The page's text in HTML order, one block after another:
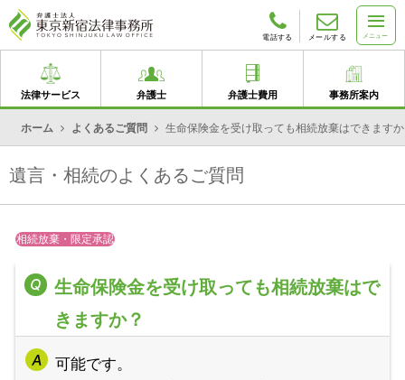
電話する メールする メニュー
法律サービス 弁護士 弁護士費用 事務所案内
ホーム よくあるご質問 生命保険金を受け取っても相続放棄はできます
遺言・相続のよくあるご質問
相続放棄・限定承認
生命保険金を受け取っても相続放棄はで
きますか？
可能です。